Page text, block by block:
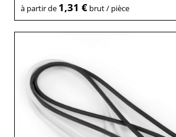
à partir de 1,31 €brut / pièce